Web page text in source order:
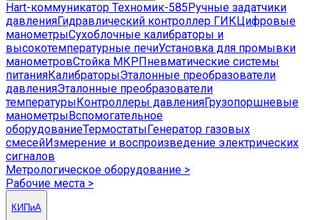
Hart-коммуникатор Техномик-585 Ручные задатчики
давленияГидравлический контроллер ГИКЦифровые
манометрыСухоблочные калибраторы и
высокотемпературные печиУстановка для промывки
манометровСтойка МКР Пневматические системы
питанияКалибраторыЭталонные преобразователи
давленияЭталонные преобразователи
температуры Контроллеры давленияГрузопоршневые
манометры Вспомогательное
оборудованиеТермостаты Генератор газовых
смесейИзмерение и воспроизведение электрических
сигналов
Метрологическое оборудование >
Рабочие места >
КИПиА